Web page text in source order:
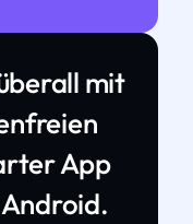
mit
App